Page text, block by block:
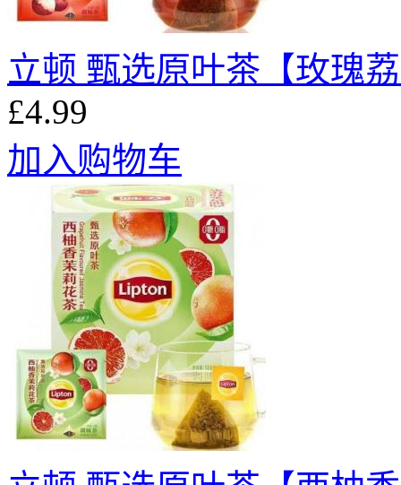
立顿 甄选原叶茶【玫瑰
£4.99
加入购物车